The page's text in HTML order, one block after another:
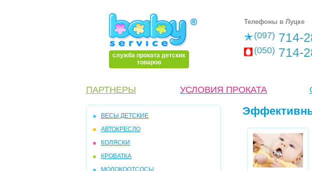
служба проката детских
товаров
Телефоны в Луцке
(097) 714-
(050) 714-
ПАРТНЕРЫ УСЛОВИЯ ПРОКАТА
ВЕСЫ ДЕТСКИЕ
АВТОКРЕСЛО
КОЛЯСКИ
КРОВАТКА
МОЛОКООТСОСЫ